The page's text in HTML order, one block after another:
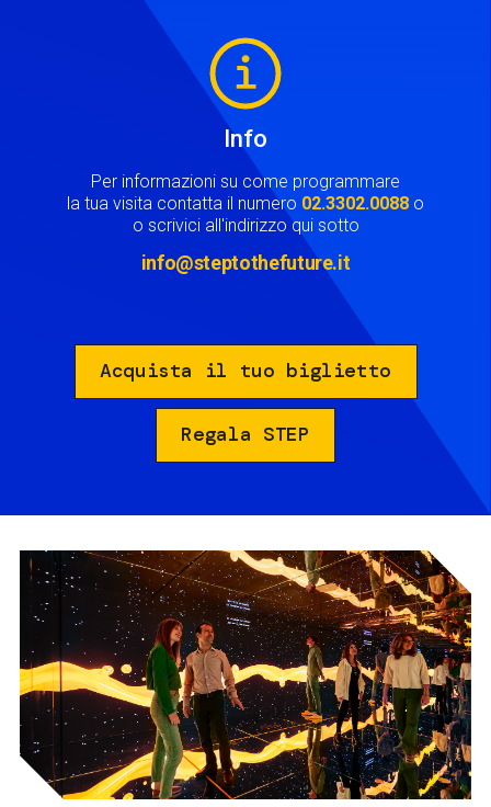
Info
Per informazioni su come programmare
la tua visita contatta il numero 02.3302.0088 o
o scrivici all'indirizzo qui sotto
info@steptothefuture.it
Acquista il tuo biglietto
Regala STEP